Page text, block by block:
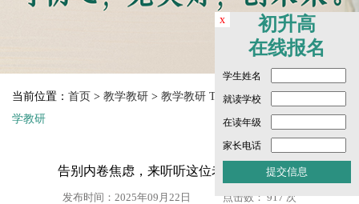
x
初升高
在线报名
学生姓名
就读学校
在读年级
家长电话
当前位置： 首页 > 教学教研 > 教学教研 Teaching and Research
学教研
告别内卷焦虑，来听听这位老师的快慢哲学
发布时间：2025年09月22日 点击数： 917 次